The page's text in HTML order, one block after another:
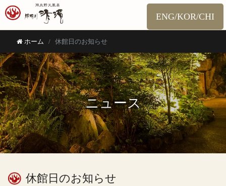
ENG/KOR/CHI
ホーム 休館日のお知らせ
ニュース
休館日のお知らせ